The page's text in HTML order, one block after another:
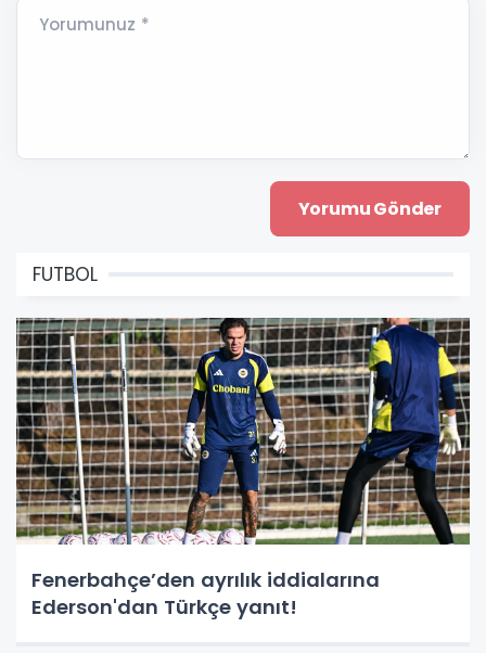
Yorumunuz *
FUTBOL
Fenerbahçe’den ayrılık iddialarına
Ederson'dan Türkçe yanıt!